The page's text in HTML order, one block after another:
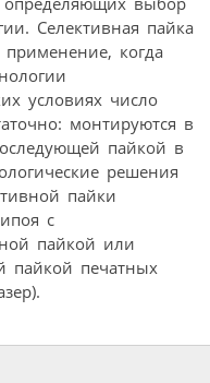
Селективная пайка
когда
условиях число
монтируются в
пайкой в
решения
пайки
с
пайкой или
пайкой печатных